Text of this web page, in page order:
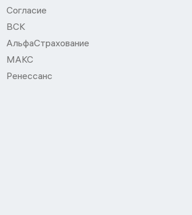
Согласие
ВСК
АльфаСтрахование
МАКС
Ренессанс